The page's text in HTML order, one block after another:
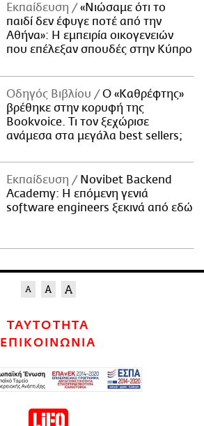
Εκπαίδευση
«Νιώσαμε ότι το
παιδί δεν έφυγε ποτέ από την
Αθήνα»: Η εμπειρία οικογενειών
που επέλεξαν σπουδές στην Κύπρο
Οδηγός Βιβλίου
Ο «Καθρέφτης»
βρέθηκε στην κορυφή της
Bookvoice. Τι τον ξεχώρισε
ανάμεσα στα μεγάλα best sellers;
Εκπαίδευση
Novibet Backend
Academy: Η επόμενη γενιά
software engineers ξεκινά από εδώ
ΤΑΥΤΟΤΗΤΑ
ΕΠΙΚΟΙΝΩΝΙΑ